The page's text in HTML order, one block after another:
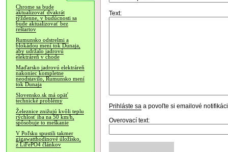
Chrome sa bude
aktualizovať dvakrát
týždenne, v budúcnosti sa
bude aktualizovať bez
reštartov
Rumunsko odstrelmi a
blokádou mení tok Dunaja,
aby udržalo jadrovú
elektráreň v chode
Maďarsko jadrovú elektráreň
nakoniec kompletne
neodstavilo, Rumunsko mení
tok Dunaja
Slovensko.sk má opäť
technické problémy
Železnice znižujú kvôli teplu
rýchlosť iba na 50 km/h,
spôsobuje to meškanie
V Poľsku spustili takmer
gigawatthodinové úložisko,
z LiFePO4 článkov
Text:
Prihláste sa a povoľte si emailové
Overovací text: